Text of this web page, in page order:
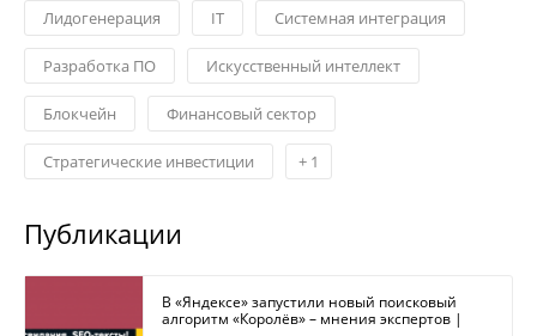
Лидогенерация IT Системная интеграция
Разработка ПО Искусственный интеллект
Блокчейн Финансовый сектор
Стратегические инвестиции + 1
Публикации
В «Яндексе» запустили новый поисковый
алгоритм «Королёв» – мнения экспертов |